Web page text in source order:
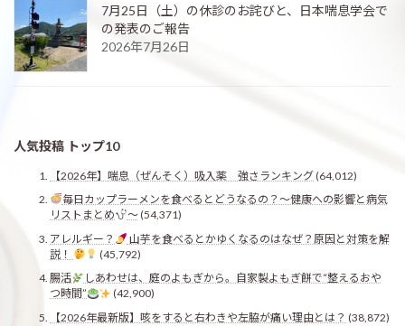
7月25日（土）の休診のお詫びと、日本喘息学会で
の発表のご報告
2026年7月26日
人気投稿 トップ10
【2026年】喘息（ぜんそく）吸入薬 強さランキング(64,012)
毎日カップラーメンを食べるとどうなるの？〜健康への影響と病気
リストまとめ
〜(54,371)
アレルギー？
山芋を食べるとかゆくなるのはなぜ？原因と対策を解
説！
(45,792)
腸活
しあわせは、庭のよもぎから。自家製よもぎ餅で“整えるおや
つ時間”
(42,900)
【2026年最新版】咳をすると右わきや左脇が痛い理由とは？ (38,872)